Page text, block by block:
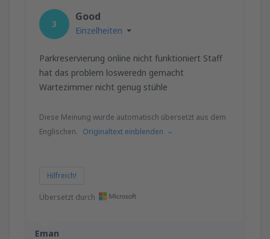
Eman
3
Good
Einzelheiten
Parkreservierung online nicht funktioniert Staff
hat das problem losweredn gemacht
Wartezimmer nicht genug stühle
Diese Meinung wurde automatisch übersetzt aus dem
Englischen. Originaltext einblenden
Hilfreich!
Übersetzt durch